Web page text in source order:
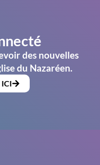
des nouvelles
du Nazaréen.
ICI